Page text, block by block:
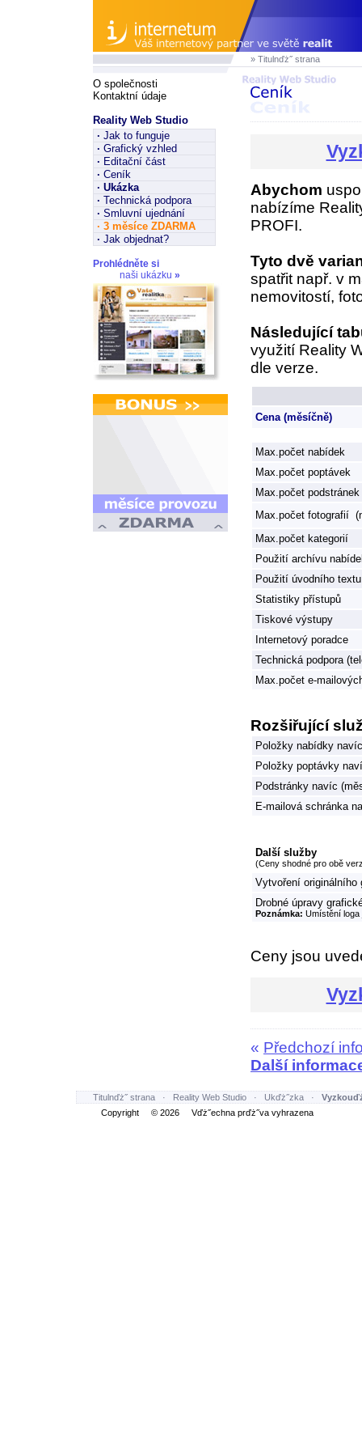
» Titulnďż˝ strana
O společnosti
Kontaktní údaje
Reality Web Studio
· Jak to funguje
· Grafický vzhled
· Editační část
· Ceník
· Ukázka
· Technická podpora
· Smluvní ujednání
· 3 měsíce ZDARMA
· Jak objednat?
Prohlédněte si
naši ukázku »
Abychom
nabízíme
PROFI.
Tyto dvě
spatřit např. v
nemovitostí,
Následující
využití Reality
dle verze.
Cena (měsíčně)
Max.počet nabídek
Max.počet poptávek
Max.počet podstránek
Max.počet fotografií
Max.počet kategorií
Použití archívu
Použití úvodního textu
Statistiky přístupů
Tiskové výstupy
Internetový poradce
Technická podpora
Max.počet e-
Rozšiřující
Položky nabídky
Položky poptávky
Podstránky navíc
E-mailová schránka
Další služby
(Ceny shodné pro obě
Vytvoření
Drobné úpravy
Poznámka: Umístění loga
Ceny jsou
« Předchozí
Další
Titulnďż˝ strana · Reality Web Studio · Ukďż˝zka ·
Copyright © 2026 Vďż˝echna prďż˝va vyhrazena